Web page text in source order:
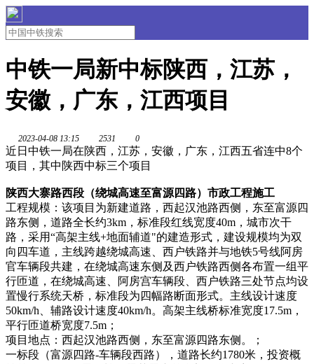
中铁一局新中标陕西，江苏，
安徽，广东，江西项目
2023-04-08 13:15 2531 0
近日中铁一局在陕西，江苏，安徽，广东，江西五省连中8个
项目，其中陕西中标三个项目
陕西大寨路西段（绕城高速至富源四路）市政工程施工
工程规模：该项目为新建道路，西起汉池路西侧，东至富源四
路东侧，道路全长约3km，标准段红线宽度40m，城市次干
路，采用“高架主线+地面辅道"的建造形式，建设规模均为双
向四车道，主线跨越绕城高速、西户铁路并与地铁5号线阿房
官车辆段共建，在绕城高速东侧及西户铁路西侧各布置一组平
行匝道，在绕城高速、阿房宫车辆段、西户铁路三处节点均设
置慢行系统天桥，标准段为四幅路断面形式。主线设计速度
50km/h、辅路设计速度40km/h。高架主线桥标准宽度17.5m，
平行匝道桥宽度7.5m；
项目地点：西起汉池路西侧，东至富源四路东侧。；
一标段（富源四路-车辆段西路），道路长约1780米，投资概